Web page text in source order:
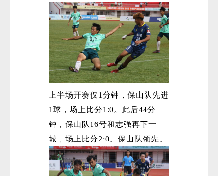
上半场开赛仅1分钟，保山队先进
1球，场上比分1:0。此后44分
钟，保山队16号和志强再下一
城，场上比分2:0。保山队领先。